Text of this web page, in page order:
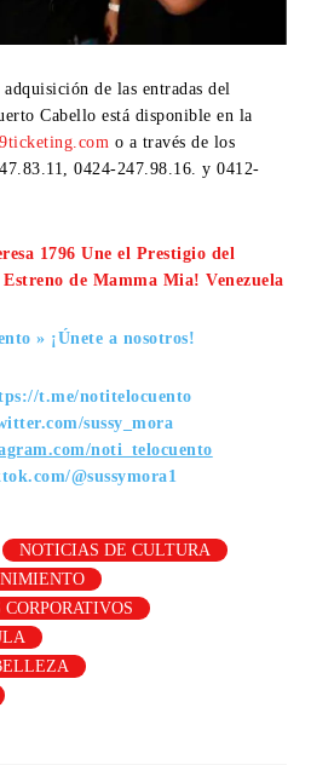
de las entradas del
Cabello está disponible en la
o a través de los
0424-247.98.16. y 0412-
1796 Une el Prestigio del
de Mamma Mia! Venezuela
» ¡Únete a nosotros!
t.me/notitelocuento
sussy_mora
noti_telocuento
@sussymora1
NOTICIAS DE CULTURA